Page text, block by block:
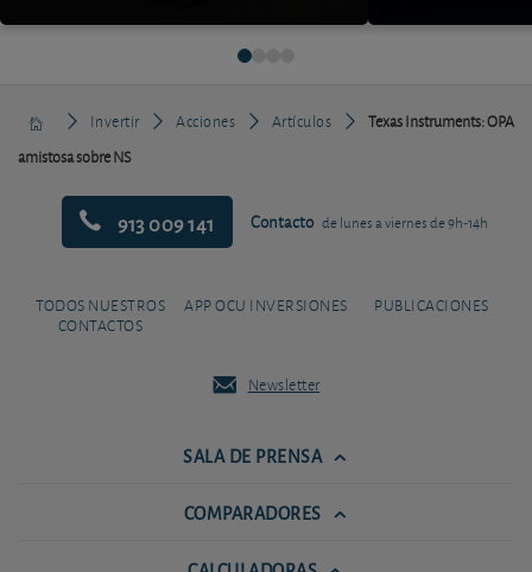
Invertir Acciones Artículos
Texas Instruments: OPA
amistosa sobre NS
913 009 141 Contacto de lunes a viernes de 9h-14h
TODOS NUESTROS
CONTACTOS
APP OCU INVERSIONES PUBLICACIONES
Newsletter
SALA DE PRENSA
COMPARADORES